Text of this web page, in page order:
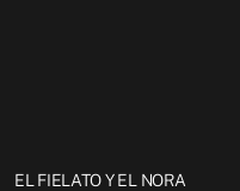
EL FIELATO Y EL NORA